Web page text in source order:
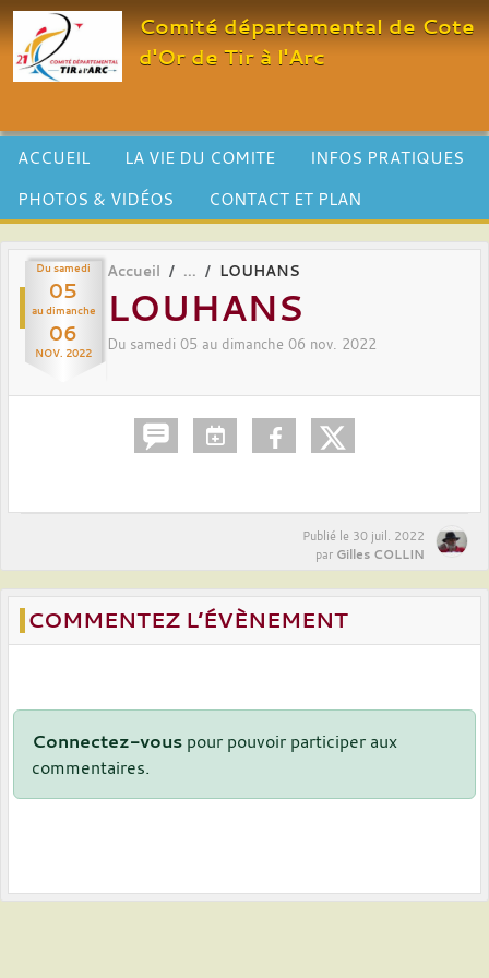
Comité départemental de Cote
d'Or de Tir à l'Arc
ACCUEIL LA VIE DU COMITE
INFOS PRATIQUES
PHOTOS & VIDÉOS
CONTACT ET PLAN
Dusamedi
05
au dimanche
06
NOV. 2022
Accueil LOUHANS
LOUHANS
Du samedi 05 au dimanche 06 nov. 2022
Publié le 30 juil. 2022
par Gilles COLLIN
COMMENTEZ L’ÉVÈNEMENT
Connectez-vous pour pouvoir participer aux
commentaires.
Panneau de gestion des cookies